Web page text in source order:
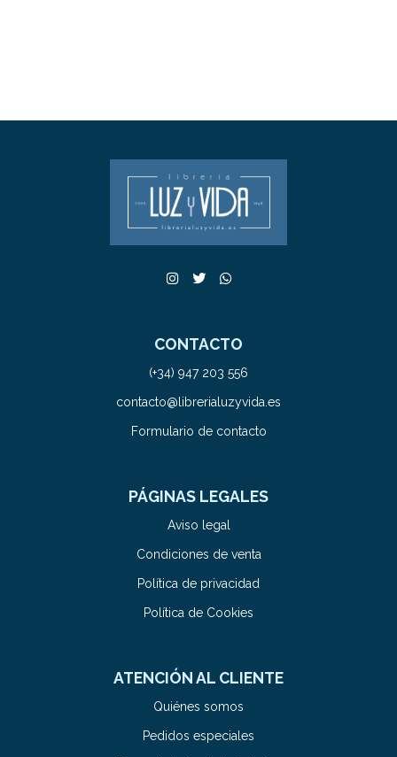
CONTACTO
(+34) 947 203 556
contacto@librerialuzyvida.es
Formulario de contacto
PÁGINAS LEGALES
Aviso legal
Condiciones de venta
Política de privacidad
Política de Cookies
ATENCIÓN AL CLIENTE
Quiénes somos
Pedidos especiales